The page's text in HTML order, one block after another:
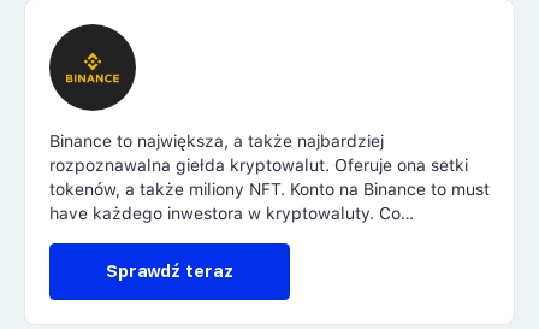
Binance to największa, a także najbardziej
rozpoznawalna giełda kryptowalut. Oferuje ona setki
tokenów, a także miliony NFT. Konto na Binance to must
have każdego inwestora w kryptowaluty. Co
udostępnia zakup krypto za PLN. W tym miejscu
dowiesz się wszystkiego o działaniu Binance.
Sprawdź teraz